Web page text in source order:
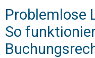
Problemlose
So